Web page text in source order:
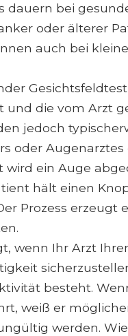
dauern bei
oder älterer
auch bei
und die vom Arzt
jedoch
oder
ein Auge
hält einen
Prozess
wenn Ihr Arzt
besteht.
weiß er
werden.